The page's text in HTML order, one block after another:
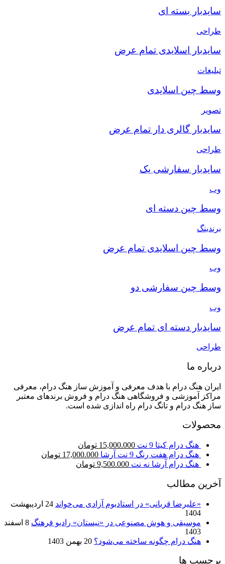
سایدبار بسته ای
طراحی
سایدبار اسلایدی تمام عرض
تبلیغات
وسط چین اسلایدی
تصویر
سایدبار گالری دار تمام عرض
طراحی
سایدبار سفارشی یک
وب
وسط چین دسته ای
برندینگ
وسط چین اسلایدی تمام عرض
وب
وسط چین سفارشی دو
وب
سایدبار دسته ای تمام عرض
طراحی
درباره ما
ایران هنگ درام با هدف معرفی و آموزش ساز هنگ درام، معرفی
مراکز آموزشی و فروشگاهی هنگ درام و فروش برندهای معتبر
ساز هنگ درام و تانگ درام راه اندازی شده است.
محصولات
هنگ درام کیتا 9 نت 15,000.000 تومان
هنگ درام هفت رنگ 9 نت آرشا
17,000.000 تومان
هنگ درام آرشا نه نت 9,500.000 تومان
آخرین مطالب
«علیرضا قربانی» در استادیوم آزادی می‌خواند
24 اردیبهشت
1404
موسیقی و هوش مصنوعی در «نیستان» رادیو فرهنگ
8 اسفند
1403
هنگ درام چگونه ساخته می‌شود؟ 20 بهمن 1403
برچسب ها